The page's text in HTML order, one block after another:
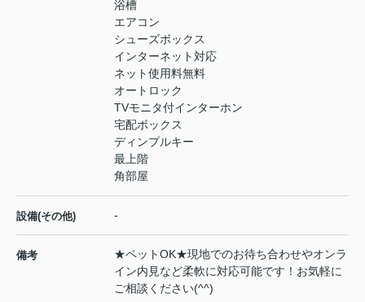
浴槽
エアコン
シューズボックス
インターネット対応
ネット使用料無料
オートロック
TVモニタ付インターホン
宅配ボックス
ディンプルキー
最上階
角部屋
設備(その他) -
備考
★ペットOK★現地でのお待ち合わせやオンラ
イン内見など柔軟に対応可能です！お気軽に
ご相談ください(^^)